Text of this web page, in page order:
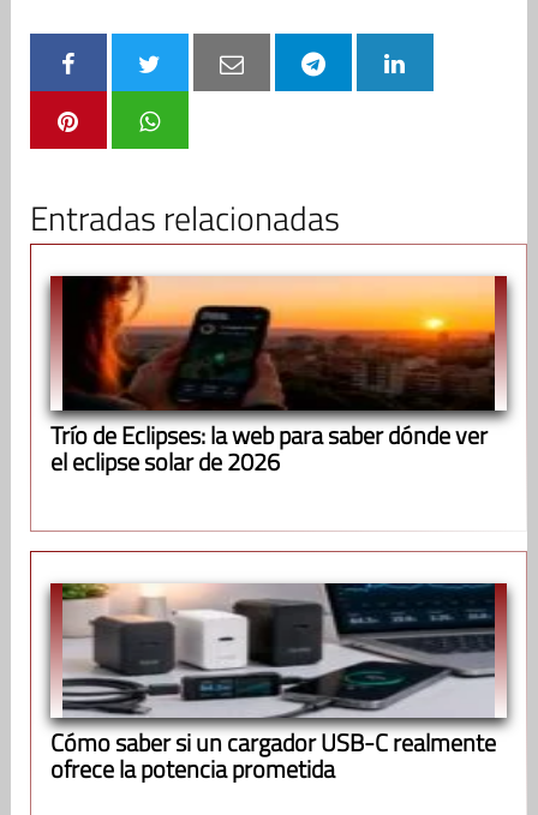
Entradas relacionadas
Trío de Eclipses: la web para saber dónde ver
el eclipse solar de 2026
Cómo saber si un cargador USB-C realmente
ofrece la potencia prometida